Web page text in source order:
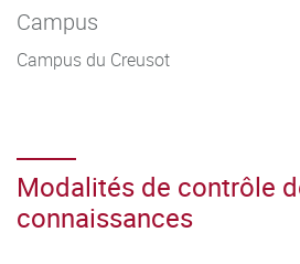
Campus
Campus du Creusot
Modalités de contrôle
connaissances